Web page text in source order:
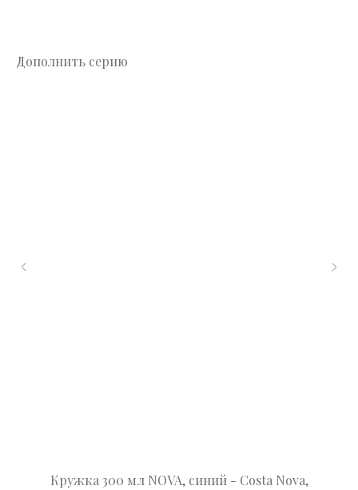
Дополнить серию
Кружка 300 мл NOVA, синий - Costa Nova,